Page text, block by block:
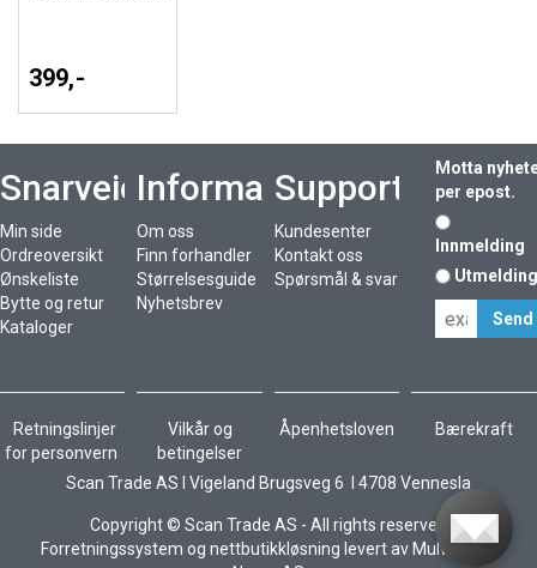
399,-
Snarveier
Min side
Ordreoversikt
Ønskeliste
Bytte og retur
Kataloger
Informasjon
Om oss
Finn forhandler
Størrelsesguide
Nyhetsbrev
Support
Kundesenter
Kontakt oss
Spørsmål & svar
Motta
per epost.
Innmelding
Retningslinjer
for personvern
Vilkår og
betingelser
Åpenhetsloven Bærekraft
Scan Trade AS I Vigeland Brugsveg 6 I 4708 Vennesla
Copyright © Scan Trade AS - All rights reserved
Forretningssystem og nettbutikkløsning levert av Multicase™